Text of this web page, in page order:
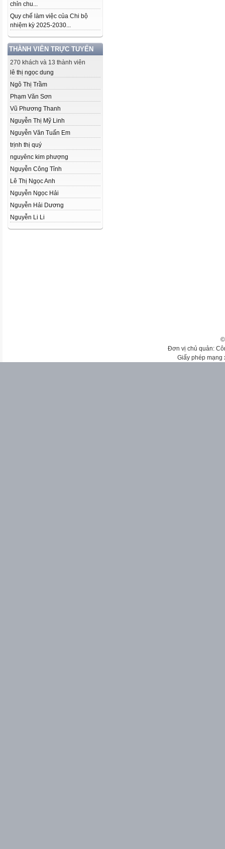
chỉn chu...
Quy chế làm việc của Chi bộ
nhiệm kỳ 2025-2030...
THÀNH VIÊN TRỰC TUYẾN
270 khách và 13 thành viên
lê thị ngọc dung
Ngô Thị Trầm
Phạm Văn Sơn
Vũ Phương Thanh
Nguyễn Thị Mỹ Linh
Nguyễn Văn Tuấn Em
trịnh thị quý
nguyênc kim phượng
Nguyễn Công Tỉnh
Lê Thị Ngọc Anh
Nguyễn Ngọc Hải
Nguyễn Hải Dương
Nguyễn Li Li
Đơn vị chủ quản:
Giấy phép mạng